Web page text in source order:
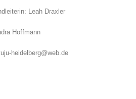
Leah Draxler
Hoffmann
heidelberg@web.de